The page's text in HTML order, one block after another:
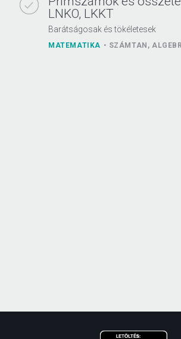
LNKO, LKKT
Barátságosak és tökéletesek
MATEMATIKA SZÁMTAN,